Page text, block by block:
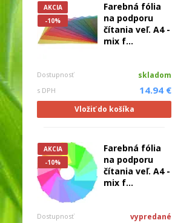
AKCIA
-10%
Farebná fólia
na podporu
čítania veľ. A4 -
mix f...
Dostupnosť skladom
s DPH 14.94 €
Vložiť do košíka
AKCIA
-10%
Farebná fólia
na podporu
čítania veľ. A4 -
mix f...
Dostupnosť vypredané